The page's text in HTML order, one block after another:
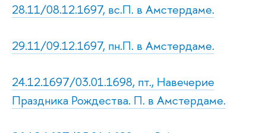
28.11/08.12.1697, вс.П. в Амстердаме.
29.11/09.12.1697, пн.П. в Амстердаме.
24.12.1697/03.01.1698, пт., Навечерие
Праздника Рождества. П. в Амстердаме.